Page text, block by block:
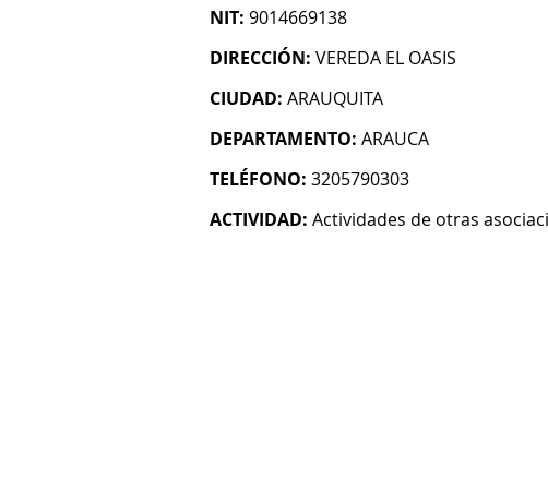
NIT: 9014669138
DIRECCIÓN: VEREDA EL OASIS
CIUDAD: ARAUQUITA
DEPARTAMENTO: ARAUCA
TELÉFONO: 3205790303
ACTIVIDAD: Actividades de otras